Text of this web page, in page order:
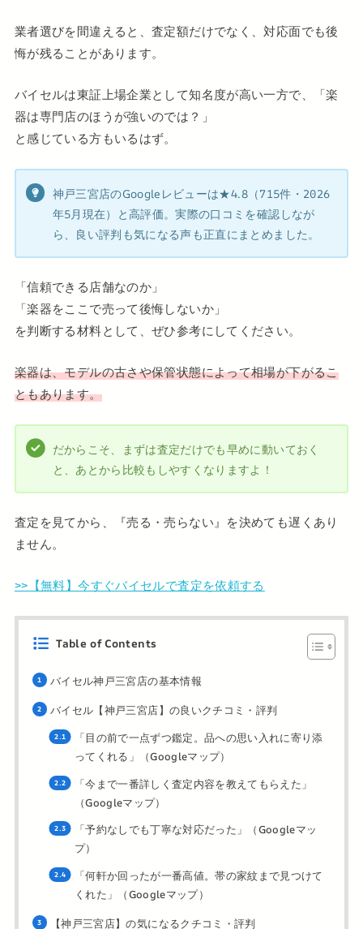
業者選びを間違えると、査定額だけでなく、対応面でも後
悔が残ることがあります。
バイセルは東証上場企業として知名度が高い一方で、「楽
器は専門店のほうが強いのでは？」
と感じている方もいるはず。
神戸三宮店のGoogleレビューは★4.8（715件・2026
年5月現在）と高評価。実際の口コミを確認しなが
ら、良い評判も気になる声も正直にまとめました。
「信頼できる店舗なのか」
「楽器をここで売って後悔しないか」
を判断する材料として、ぜひ参考にしてください。
楽器は、モデルの古さや保管状態によって相場が下がるこ
ともあります。
だからこそ、まずは査定だけでも早めに動いておく
と、あとから比較もしやすくなりますよ！
査定を見てから、『売る・売らない』を決めても遅くあり
ません。
>>【無料】今すぐバイセルで査定を依頼する
Table of Contents
バイセル神戸三宮店の基本情報
バイセル【神戸三宮店】の良いクチコミ・評判
「目の前で一点ずつ鑑定。品への思い入れに寄り添
ってくれる」（Googleマップ）
「今まで一番詳しく査定内容を教えてもらえた」
（Googleマップ）
「予約なしでも丁寧な対応だった」（Googleマッ
プ）
「何軒か回ったが一番高値。帯の家紋まで見つけて
くれた」（Googleマップ）
【神戸三宮店】の気になるクチコミ・評判